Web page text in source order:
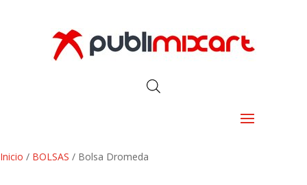
Inicio / BOLSAS / Bolsa Dromeda